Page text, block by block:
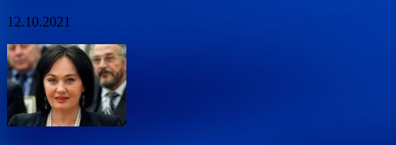
12.10.2021